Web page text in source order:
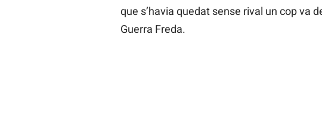
que s’havia quedat sense rival un cop va
Guerra Freda.